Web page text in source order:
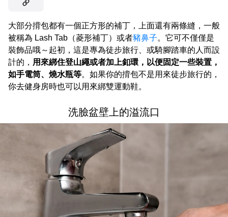
大部分揹包都有一個正方形的補丁，上面還有兩條縫，一般
被稱為 Lash Tab（菱形補丁）或者豬鼻子。它可不僅僅是
裝飾品哦～起初，這是專為徒步旅行、或騎腳踏車的人而設
計的， 用來綁住登山繩或者加上釦環，以便固定一些裝置，
如手電筒、燒水瓶等。如果你的揹包不是用來徒步旅行的，
你去健身房時也可以用來綁雙運動鞋。
洗臉盆壁上的溢流口